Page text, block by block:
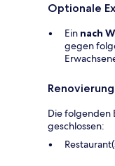
Optionale
Ein nach
gegen
Die folgenden
geschlossen: